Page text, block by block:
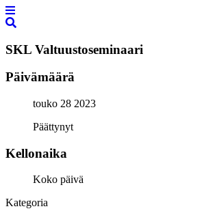
SKL Valtuustoseminaari
Päivämäärä
touko 28 2023
Päättynyt
Kellonaika
Koko päivä
Kategoria